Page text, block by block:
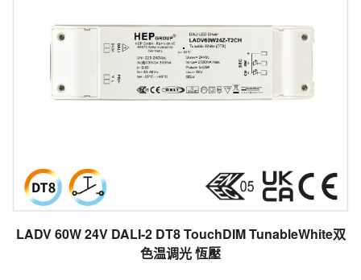
LADV 60W 24V DALI-2 DT8 TouchDIM TunableWhite双
色温调光 恆壓